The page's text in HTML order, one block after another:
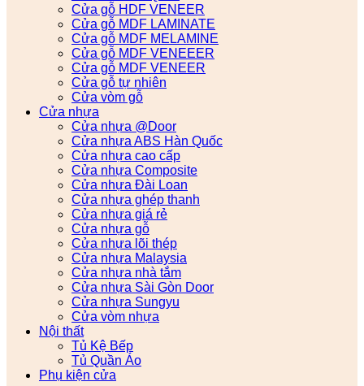
Cửa gỗ HDF VENEER
Cửa gỗ MDF LAMINATE
Cửa gỗ MDF MELAMINE
Cửa gỗ MDF VENEEER
Cửa gỗ MDF VENEER
Cửa gỗ tự nhiên
Cửa vòm gỗ
Cửa nhựa
Cửa nhựa @Door
Cửa nhựa ABS Hàn Quốc
Cửa nhựa cao cấp
Cửa nhựa Composite
Cửa nhựa Đài Loan
Cửa nhựa ghép thanh
Cửa nhựa giá rẻ
Cửa nhựa gỗ
Cửa nhựa lõi thép
Cửa nhựa Malaysia
Cửa nhựa nhà tắm
Cửa nhựa Sài Gòn Door
Cửa nhựa Sungyu
Cửa vòm nhựa
Nội thất
Tủ Kệ Bếp
Tủ Quần Áo
Phụ kiện cửa